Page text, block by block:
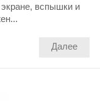
вспышки и
Далее